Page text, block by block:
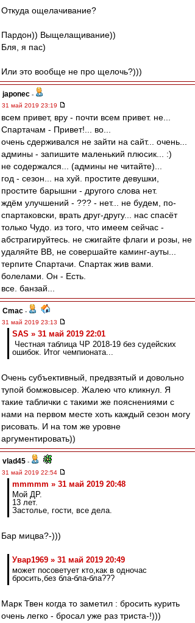
Откуда ощелачивание?
Пардон)) Выщелащивание))
Бля, я пас)
Или это вообще не про щелочь?)))
japonec -
31 май 2019 23:19
всем привет, вру - почти всем привет. не...
Спартачам - Привет!... во...
очень сдерживался не зайти на сайт... очень...
админы - запишите маленький плюсик... :)
не содержался... (админы не читайте)...
год - сезон... на хуй. простите девушки,
простите барышни - другого слова нет.
ждём улучшений - ??? - нет... не будем, по-
спартаковски, врать друг-другу... нас спасёт
только Чудо. из того, что имеем сейчас -
абстрагируйтесь. не сжигайте флаги и розы, не
удаляйте ВВ, не совершайте каминг-ауты...
терпите Спартачи. Спартак жив вами.
болелами. Он - Есть.
все. банзай...
Cmac -
31 май 2019 23:13
SAS » 31 май 2019 22:01
Честная таблица ЧР 2018-19 без судейских
ошибок. Итог чемпионата...
Очень субъективный, предвзятый и довольно
тупой бомжовысер. Жалею что кликнул. Я
такие таблички с такими же пояснениями с
нами на первом месте хоть каждый сезон могу
рисовать. И на том же уровне
аргументировать))
vlad45 -
31 май 2019 22:54
mmmmm » 31 май 2019 20:48
Мой ДР.
13 лет.
Застолье, гости, все дела.
Бар мицва?-)))
Увар1969 » 31 май 2019 20:49
может посоветует кто,как в одночас
бросить,без бла-бла-бла???
Марк Твен когда то заметил : бросить курить
очень легко - бросал уже раз триста-!)))